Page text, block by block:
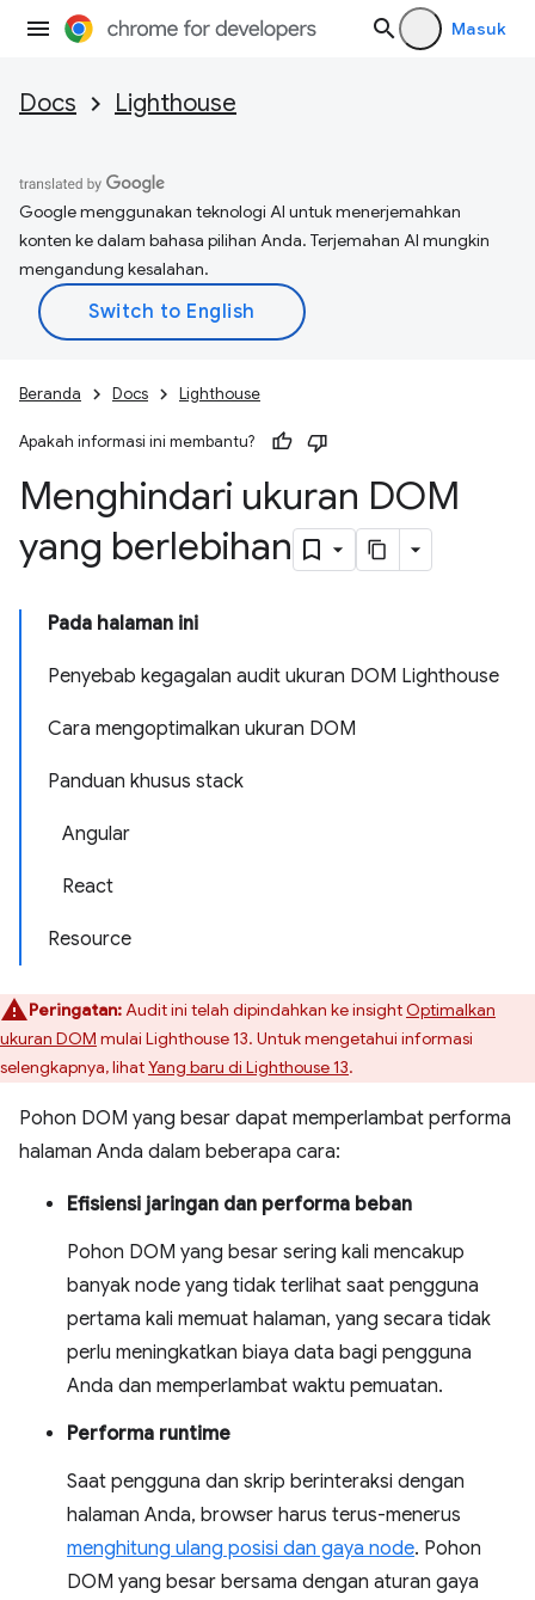
Masuk
Docs Lighthouse
Google menggunakan teknologi AI untuk menerjemahkan
konten ke dalam bahasa pilihan Anda. Terjemahan AI mungkin
mengandung kesalahan.
Beranda Docs Lighthouse
Apakah informasi ini membantu?
Menghindari ukuran DOM
yang berlebihan
Pada halaman ini
Penyebab kegagalan audit ukuran DOM Lighthouse
Cara mengoptimalkan ukuran DOM
Panduan khusus stack
Angular
React
Resource
Peringatan:Audit ini telah dipindahkan ke insightOptimalkan
ukuran DOM mulai Lighthouse 13. Untuk mengetahui informasi
selengkapnya, lihatYang baru di Lighthouse 13.
Pohon DOM yang besar dapat memperlambat performa
halaman Anda dalam beberapa cara:
Efisiensi jaringan dan performa beban
Pohon DOM yang besar sering kali mencakup
banyak node yang tidak terlihat saat pengguna
pertama kali memuat halaman, yang secara tidak
perlu meningkatkan biaya data bagi pengguna
Anda dan memperlambat waktu pemuatan.
Performa runtime
Saat pengguna dan skrip berinteraksi dengan
halaman Anda, browser harus terus-menerus
menghitung ulang posisi dan gaya node. Pohon
DOM yang besar bersama dengan aturan gaya